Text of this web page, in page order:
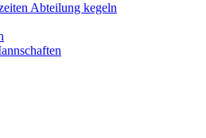
Abteilung kegeln